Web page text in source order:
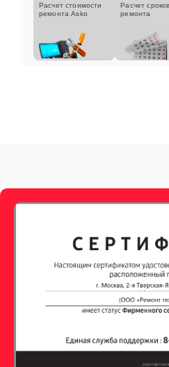
Расчет стоимости
ремонта Asko
Расчет сроков
ремонта